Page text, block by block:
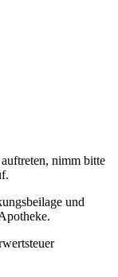
nimm bitte
und